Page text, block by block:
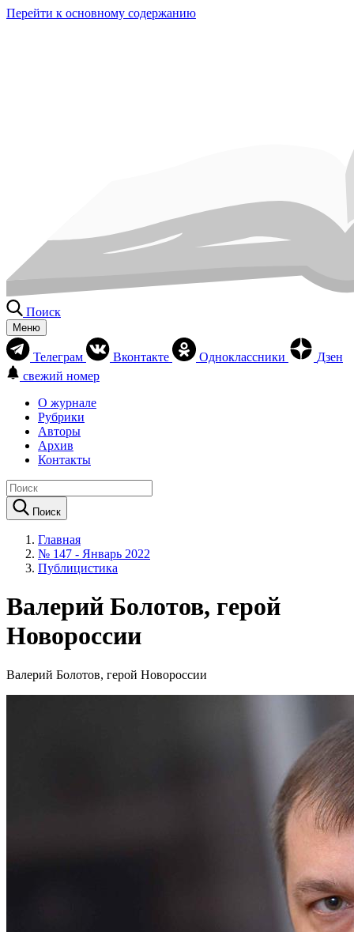
Перейти к основному содержанию
Поиск
Меню
Телеграм Вконтакте Одноклассники
Дзен
свежий номер
О журнале
Рубрики
Авторы
Архив
Контакты
Поиск
Главная
№ 147 - Январь 2022
Публицистика
Валерий Болотов, герой
Новороссии
Валерий Болотов, герой Новороссии